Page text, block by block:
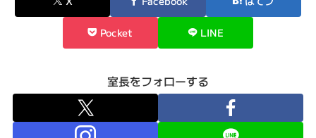
Pocket LINE
室長をフォローする